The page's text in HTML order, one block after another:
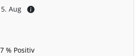
Aug
% Positiv